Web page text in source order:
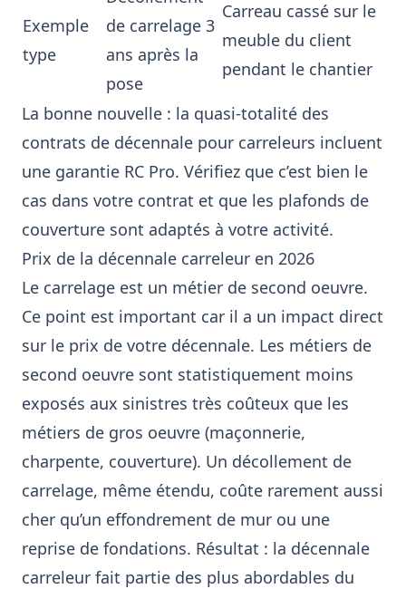
Exemple
type
de carrelage 3
ans après la
pose
Carreau cassé sur le
meuble du client
pendant le chantier
La bonne nouvelle : la quasi-totalité des
contrats de décennale pour carreleurs incluent
une garantie RC Pro. Vérifiez que c’est bien le
cas dans votre contrat et que les plafonds de
couverture sont adaptés à votre activité.
Prix de la décennale carreleur en 2026
Le carrelage est un métier de second oeuvre.
Ce point est important car il a un impact direct
sur le prix de votre décennale. Les métiers de
second oeuvre sont statistiquement moins
exposés aux sinistres très coûteux que les
métiers de gros oeuvre (maçonnerie,
charpente, couverture). Un décollement de
carrelage, même étendu, coûte rarement aussi
cher qu’un effondrement de mur ou une
reprise de fondations. Résultat : la décennale
carreleur fait partie des plus abordables du